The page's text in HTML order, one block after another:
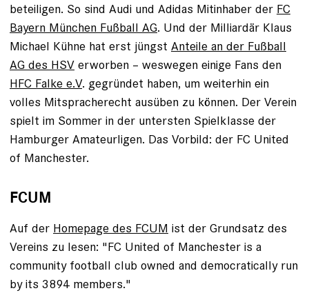
beteiligen. So sind Audi und Adidas Mitinhaber der FC
Bayern München Fußball AG. Und der Milliardär Klaus
Michael Kühne hat erst jüngst Anteile an der Fußball
AG des HSV erworben – weswegen einige Fans den
HFC Falke e.V. gegründet haben, um weiterhin ein
volles Mitspracherecht ausüben zu können. Der Verein
spielt im Sommer in der untersten Spielklasse der
Hamburger Amateurligen. Das Vorbild: der FC United
of Manchester.
FCUM
Auf der Homepage des FCUM ist der Grundsatz des
Vereins zu lesen: "FC United of Manchester is a
community football club owned and democratically run
by its 3894 members."